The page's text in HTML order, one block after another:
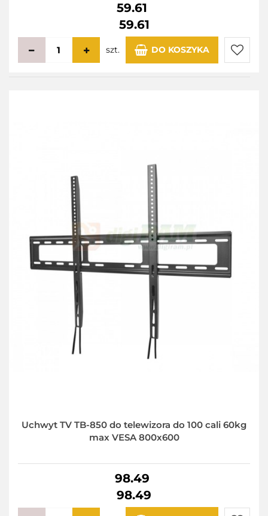
59.61
59.61
szt. DO KOSZYKA
Uchwyt TV TB-850 do telewizora do 100 cali 60kg
max VESA 800x600
98.49
98.49